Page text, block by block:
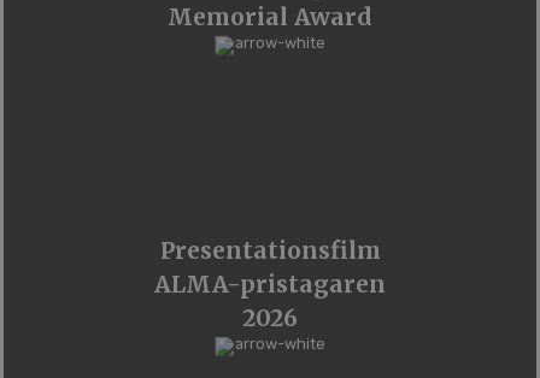
Memorial Award
Presentationsfilm
ALMA-pristagaren
2026